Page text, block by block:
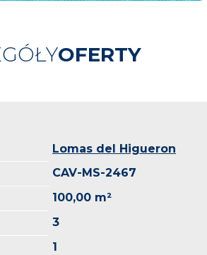
OFERTY
Lomas del Higueron
CAV-MS-2467
100,00 m²
3
1